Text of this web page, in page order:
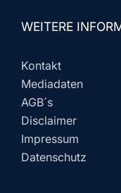
WEITERE
Kontakt
Mediadaten
AGB´s
Disclaimer
Impressum
Datenschutz